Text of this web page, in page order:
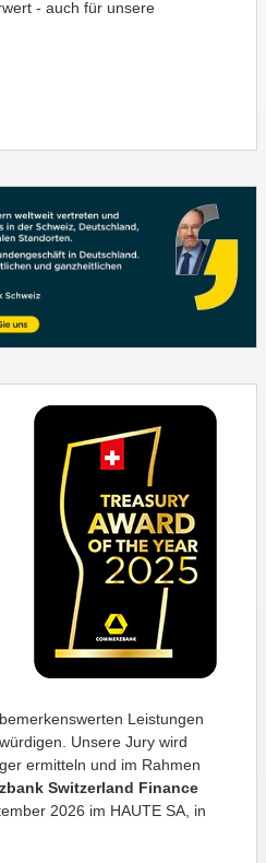
- auch für unsere
Leistungen
Unsere Jury wird
ermitteln und im Rahmen
Switzerland Finance
2026 im HAUTE SA, in